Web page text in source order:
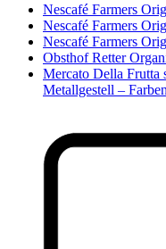
Nescafé Farmers
Nescafé Farmers
Nescafé Farmers
Obsthof Retter
Mercato Della Frutta
Metallgestell –